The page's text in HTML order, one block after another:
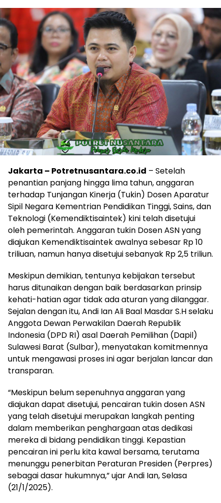
Jakarta – Potretnusantara.co.id – Setelah
penantian panjang hingga lima tahun, anggaran
terhadap Tunjangan Kinerja (Tukin) Dosen Aparatur
Sipil Negara Kementrian Pendidikan Tinggi, Sains, dan
Teknologi (Kemendiktisaintek) kini telah disetujui
oleh pemerintah. Anggaran tukin Dosen ASN yang
diajukan Kemendiktisaintek awalnya sebesar Rp 10
triliuan, namun hanya disetujui sebanyak Rp 2,5 triliun.
Meskipun demikian, tentunya kebijakan tersebut
harus ditunaikan dengan baik berdasarkan prinsip
kehati-hatian agar tidak ada aturan yang dilanggar.
Sejalan dengan itu, Andi Ian Ali Baal Masdar S.H selaku
Anggota Dewan Perwakilan Daerah Republik
Indonesia (DPD RI) asal Daerah Pemilihan (Dapil)
Sulawesi Barat (Sulbar), menyatakan komitmennya
untuk mengawasi proses ini agar berjalan lancar dan
transparan.
“Meskipun belum sepenuhnya anggaran yang
diajukan dapat disetujui, pencairan tukin dosen ASN
yang telah disetujui merupakan langkah penting
dalam memberikan penghargaan atas dedikasi
mereka di bidang pendidikan tinggi. Kepastian
pencairan ini perlu kita kawal bersama, terutama
menunggu penerbitan Peraturan Presiden (Perpres)
sebagai dasar hukumnya,” ujar Andi Ian, Selasa
(21/1/2025).